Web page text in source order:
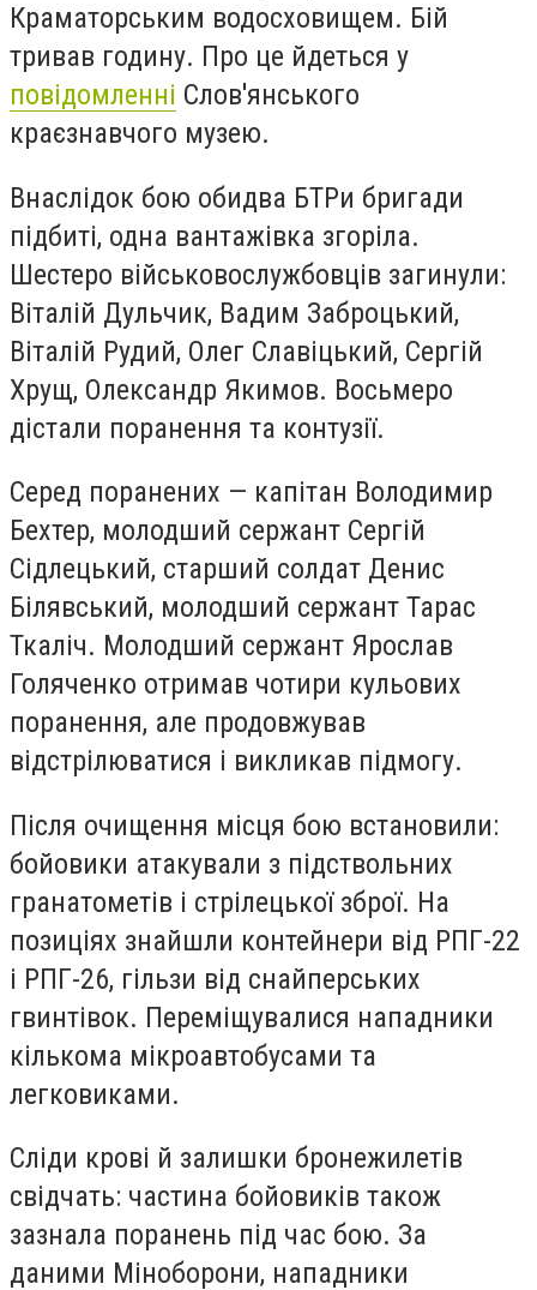
Краматорським водосховищем. Бій
тривав годину. Про це йдеться у
повідомленні Слов'янського
краєзнавчого музею.
Внаслідок бою обидва БТРи бригади
підбиті, одна вантажівка згоріла.
Шестеро військовослужбовців загинули:
Віталій Дульчик, Вадим Заброцький,
Віталій Рудий, Олег Славіцький, Сергій
Хрущ, Олександр Якимов. Восьмеро
дістали поранення та контузії.
Серед поранених — капітан Володимир
Бехтер, молодший сержант Сергій
Сідлецький, старший солдат Денис
Білявський, молодший сержант Тарас
Ткаліч. Молодший сержант Ярослав
Голяченко отримав чотири кульових
поранення, але продовжував
відстрілюватися і викликав підмогу.
Після очищення місця бою встановили:
бойовики атакували з підствольних
гранатометів і стрілецької зброї. На
позиціях знайшли контейнери від РПГ-22
і РПГ-26, гільзи від снайперських
гвинтівок. Переміщувалися нападники
кількома мікроавтобусами та
легковиками.
Сліди крові й залишки бронежилетів
свідчать: частина бойовиків також
зазнала поранень під час бою. За
даними Міноборони, нападники